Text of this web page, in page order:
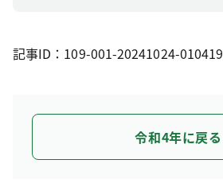
記事ID：109-001-20241024-010419
令和4年に戻る